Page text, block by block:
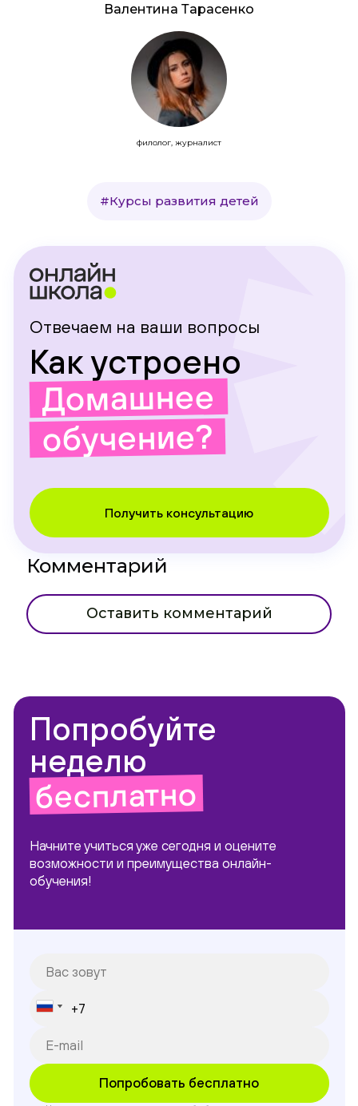
Валентина Тарасенко
филолог, журналист
#Курсы развития детей
Отвечаем на ваши вопросы
Как устроено
Домашнее
обучение?
Получить консультацию
Комментарий
Оставить комментарий
Попробуйте
неделю
бесплатно
Начните учиться уже сегодня и оцените
возможности и преимущества онлайн-
обучения!